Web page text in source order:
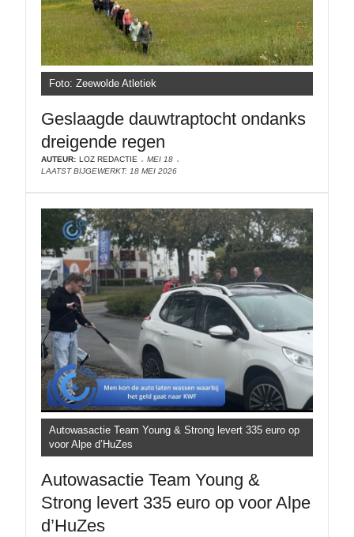
Foto: Zeewolde Atletiek
Geslaagde dauwtraptocht ondanks
dreigende regen
AUTEUR: LOZ REDACTIE
MEI 18
LAATST BIJGEWERKT: 18 MEI 2026
Autowasactie Team Young & Strong levert 335 euro op
voor Alpe d’HuZes
Autowasactie Team Young &
Strong levert 335 euro op voor Alpe
d’HuZes